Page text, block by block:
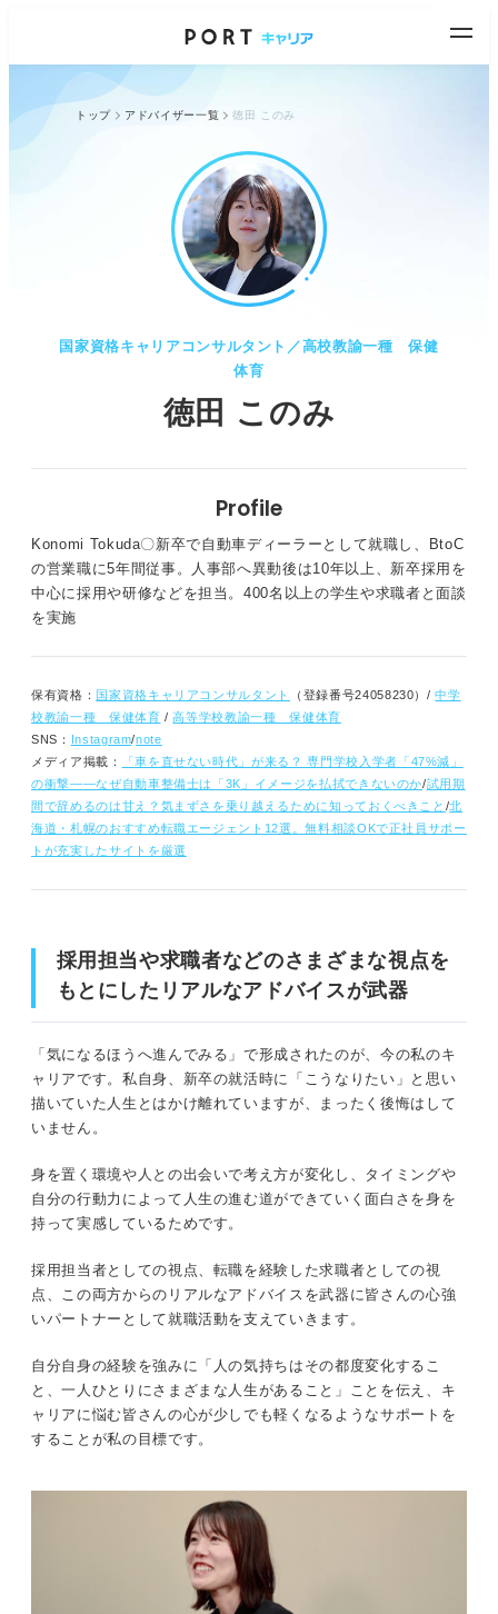
トップ アドバイザー一覧 徳田 このみ
国家資格キャリアコンサルタント／高校教諭一種 保健
体育
徳田 このみ
Profile
Konomi Tokuda〇新卒で自動車ディーラーとして就職し、BtoC
の営業職に5年間従事。人事部へ異動後は10年以上、新卒採用を
中心に採用や研修などを担当。400名以上の学生や求職者と面談
を実施
保有資格： 国家資格キャリアコンサルタント （登録番号24058230）/中学
校教諭一種 保健体育 /高等学校教諭一種 保健体育
SNS：
Instagram/note
メディア掲載：
「車を直せない時代」が来る？ 専門学校入学者「47%減」
の衝撃――なぜ自動車整備士は「3K」イメージを払拭できないのか/試用期
間で辞めるのは甘え？気まずさを乗り越えるために知っておくべきこと /北
海道・札幌のおすすめ転職エージェント12選。無料相談OKで正社員サポー
トが充実したサイトを厳選
採用担当や求職者などのさまざまな視点を
もとにしたリアルなアドバイスが武器
「気になるほうへ進んでみる」で形成されたのが、今の私のキ
ャリアです。私自身、新卒の就活時に「こうなりたい」と思い
描いていた人生とはかけ離れていますが、まったく後悔はして
いません。
身を置く環境や人との出会いで考え方が変化し、タイミングや
自分の行動力によって人生の進む道ができていく面白さを身を
持って実感しているためです。
採用担当者としての視点、転職を経験した求職者としての視
点、この両方からのリアルなアドバイスを武器に皆さんの心強
いパートナーとして就職活動を支えていきます。
自分自身の経験を強みに「人の気持ちはその都度変化するこ
と、一人ひとりにさまざまな人生があること」ことを伝え、キ
ャリアに悩む皆さんの心が少しでも軽くなるようなサポートを
することが私の目標です。